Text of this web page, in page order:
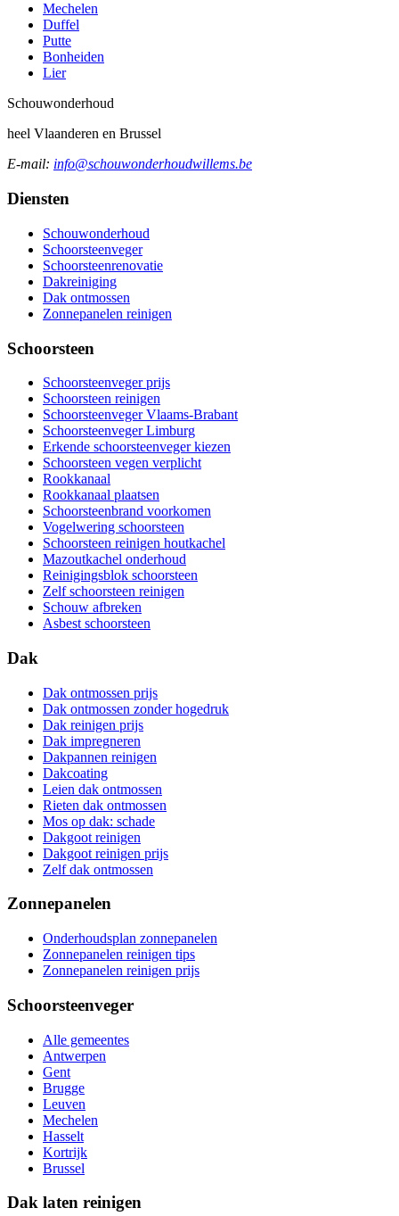
Mechelen
Duffel
Putte
Bonheiden
Lier
Schouwonderhoud
heel Vlaanderen en Brussel
E-mail: info@schouwonderhoudwillems.be
Diensten
Schouwonderhoud
Schoorsteenveger
Schoorsteenrenovatie
Dakreiniging
Dak ontmossen
Zonnepanelen reinigen
Schoorsteen
Schoorsteenveger prijs
Schoorsteen reinigen
Schoorsteenveger Vlaams-Brabant
Schoorsteenveger Limburg
Erkende schoorsteenveger kiezen
Schoorsteen vegen verplicht
Rookkanaal
Rookkanaal plaatsen
Schoorsteenbrand voorkomen
Vogelwering schoorsteen
Schoorsteen reinigen houtkachel
Mazoutkachel onderhoud
Reinigingsblok schoorsteen
Zelf schoorsteen reinigen
Schouw afbreken
Asbest schoorsteen
Dak
Dak ontmossen prijs
Dak ontmossen zonder hogedruk
Dak reinigen prijs
Dak impregneren
Dakpannen reinigen
Dakcoating
Leien dak ontmossen
Rieten dak ontmossen
Mos op dak: schade
Dakgoot reinigen
Dakgoot reinigen prijs
Zelf dak ontmossen
Zonnepanelen
Onderhoudsplan zonnepanelen
Zonnepanelen reinigen tips
Zonnepanelen reinigen prijs
Schoorsteenveger
Alle gemeentes
Antwerpen
Gent
Brugge
Leuven
Mechelen
Hasselt
Kortrijk
Brussel
Dak laten reinigen